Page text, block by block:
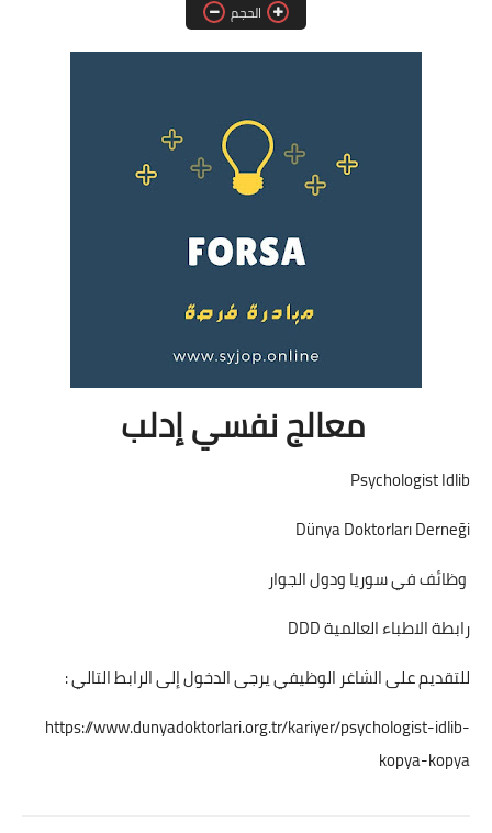
فرص عمل في العراق
فرص عمل في السودان
دورات تدريبية
الحجم
معالج نفسي إدلب
Psychologist Idlib
Dünya Doktorları Derneği
وظائف في سوريا ودول الجوار
رابطة الاطباء العالمية DDD
للتقديم على الشاغر الوظيفي يرجى الدخول إلى الرابط التالي :
https://www.dunyadoktorlari.org.tr/kariyer/psychologist-idlib-
kopya-kopya